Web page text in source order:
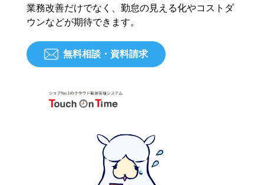
業務改善だけでなく、勤怠の見える化やコストダ
ウンなどが期待できます。
無料相談・資料請求